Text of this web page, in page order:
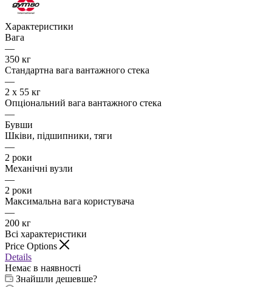
Характеристики
Вага
—
350 кг
Стандартна вага вантажного стека
—
2 х 55 кг
Опціональний вага вантажного стека
—
Бувши
Шківи, підшипники, тяги
—
2 роки
Механічні вузли
—
2 роки
Максимальна вага користувача
—
200 кг
Всі характеристики
Price Options
Details
Немає в наявності
Знайшли дешевше?